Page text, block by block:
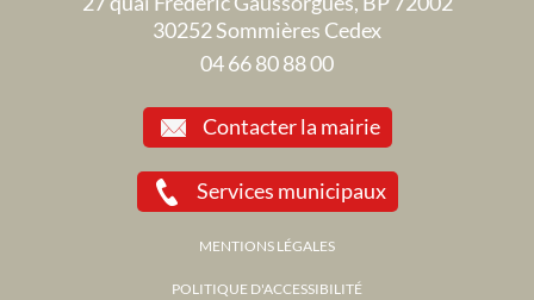
30252 Sommières Cedex
04 66 80 88 00
Contacter la mairie
Services municipaux
MENTIONS LÉGALES
POLITIQUE D'ACCESSIBILITÉ